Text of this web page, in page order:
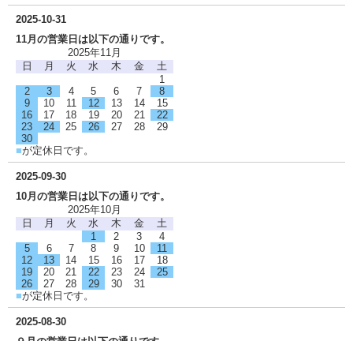
2025-10-31
11月の営業日は以下の通りです。
2025年11月
日
月 火 水 木 金
土
1
2
3 4 5 6 7
8
9
10 11 12 13 14
15
16
17 18 19 20 21
22
23
24 25 26 27 28
29
30
■が定休日です。
2025-09-30
10月の営業日は以下の通りです。
2025年10月
日
月 火 水 木 金
土
1
2 3
4
5
6 7 8 9 10
11
12
13 14 15 16 17
18
19
20 21 22 23 24
25
26
27 28 29 30
31
■が定休日です。
2025-08-30